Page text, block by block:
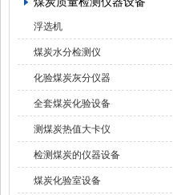
浮选机
煤炭水分检测仪
化验煤炭灰分仪器
全套煤炭化验设备
测煤炭热值大卡仪
检测煤炭的仪器设备
煤炭化验室设备